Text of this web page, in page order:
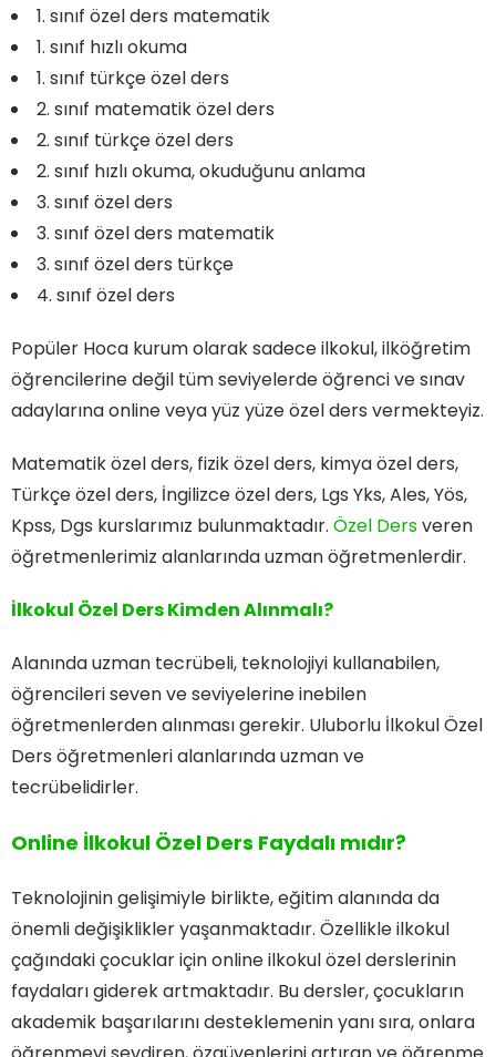
1. sınıf özel ders matematik
1. sınıf hızlı okuma
1. sınıf türkçe özel ders
2. sınıf matematik özel ders
2. sınıf türkçe özel ders
2. sınıf hızlı okuma, okuduğunu anlama
3. sınıf özel ders
3. sınıf özel ders matematik
3. sınıf özel ders türkçe
4. sınıf özel ders
Popüler Hoca kurum olarak sadece ilkokul, ilköğretim
öğrencilerine değil tüm seviyelerde öğrenci ve sınav
adaylarına online veya yüz yüze özel ders vermekteyiz.
Matematik özel ders, fizik özel ders, kimya özel ders,
Türkçe özel ders, İngilizce özel ders, Lgs Yks, Ales, Yös,
Kpss, Dgs kurslarımız bulunmaktadır. Özel Dersveren
öğretmenlerimiz alanlarında uzman öğretmenlerdir.
İlkokul Özel Ders Kimden Alınmalı?
Alanında uzman tecrübeli, teknolojiyi kullanabilen,
öğrencileri seven ve seviyelerine inebilen
öğretmenlerden alınması gerekir. Uluborlu İlkokul Özel
Ders öğretmenleri alanlarında uzman ve
tecrübelidirler.
Online İlkokul Özel Ders Faydalı mıdır?
Teknolojinin gelişimiyle birlikte, eğitim alanında da
önemli değişiklikler yaşanmaktadır. Özellikle ilkokul
çağındaki çocuklar için online ilkokul özel derslerinin
faydaları giderek artmaktadır. Bu dersler, çocukların
akademik başarılarını desteklemenin yanı sıra, onlara